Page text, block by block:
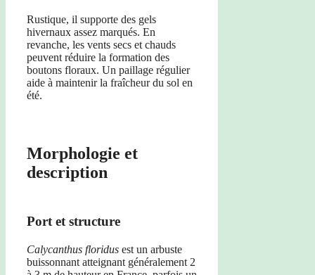
Rustique, il supporte des gels
hivernaux assez marqués. En
revanche, les vents secs et chauds
peuvent réduire la formation des
boutons floraux. Un paillage régulier
aide à maintenir la fraîcheur du sol en
été.
Morphologie et
description
Port et structure
Calycanthus floridus est un arbuste
buissonnant atteignant généralement 2